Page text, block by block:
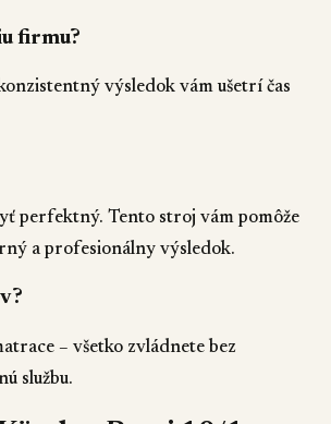
firmu?
výsledok vám ušetrí čas
perfektný. Tento stroj vám pomôže
a profesionálny výsledok.
– všetko zvládnete bez
službu.